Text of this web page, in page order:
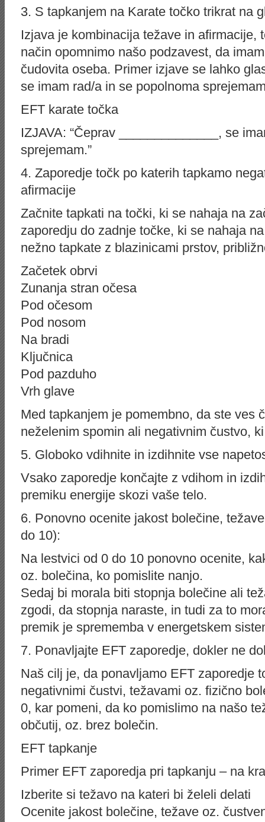
3. S tapkanjem na Karate točko trikrat na
Izjava je kombinacija težave in afirmacije,
način opomnimo našo podzavest, da
čudovita oseba. Primer izjave se lahko
se imam rad/a in se popolnoma
EFT karate točka
IZJAVA: “Čeprav ______________, se
sprejemam.”
4. Zaporedje točk po katerih tapkamo
afirmacije
Začnite tapkati na točki, ki se nahaja na
zaporedju do zadnje točke, ki se nahaja
nežno tapkate z blazinicami prstov,
Začetek obrvi
Zunanja stran očesa
Pod očesom
Pod nosom
Na bradi
Ključnica
Pod pazduho
Vrh glave
Med tapkanjem je pomembno, da ste ves
neželenim spomin ali negativnim čustvo,
5. Globoko vdihnite in izdihnite vse
Vsako zaporedje končajte z vdihom in
premiku energije skozi vaše telo.
6. Ponovno ocenite jakost bolečine,
do 10):
Na lestvici od 0 do 10 ponovno ocenite,
oz. bolečina, ko pomislite nanjo.
Sedaj bi morala biti stopnja bolečine ali
zgodi, da stopnja naraste, in tudi za to
premik je sprememba v energetskem
7. Ponavljajte EFT zaporedje, dokler ne
Naš cilj je, da ponavljamo EFT zaporedje
negativnimi čustvi, težavami oz. fizično
0, kar pomeni, da ko pomislimo na našo
občutij, oz. brez bolečin.
EFT tapkanje
Primer EFT zaporedja pri tapkanju – na
Izberite si težavo na kateri bi želeli delati
Ocenite jakost bolečine, težave oz.